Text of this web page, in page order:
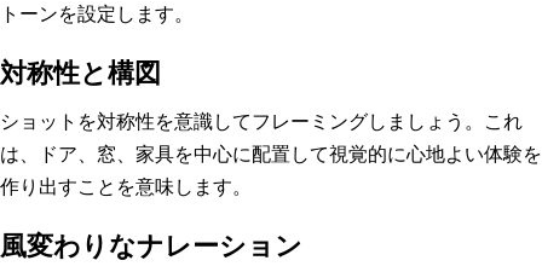
トーンを設定します。
対称性と構図
ショットを対称性を意識してフレーミングしましょう。これ
は、ドア、窓、家具を中心に配置して視覚的に心地よい体験を
作り出すことを意味します。
風変わりなナレーション